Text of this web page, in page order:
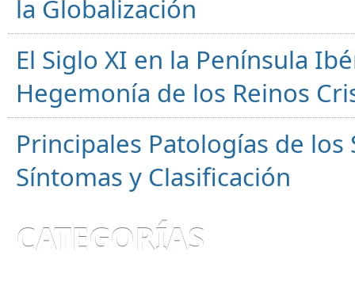
la Globalización
El Siglo XI en la Península
Hegemonía de los Reinos
Principales Patologías de
Síntomas y Clasificación
CATEGORÍAS